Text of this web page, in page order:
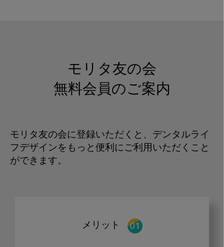
モリタ友の会
無料会員のご案内
モリタ友の会に登録いただくと、デンタルライ
フデザインをもっと便利にご利用いただくこと
ができます。
メリット